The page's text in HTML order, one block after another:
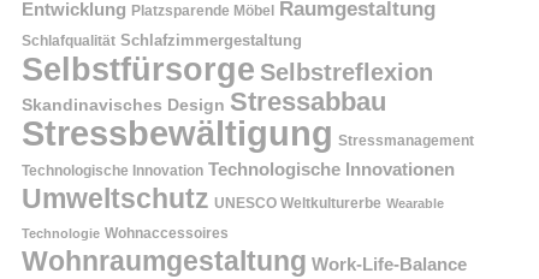
Entwicklung Platzsparende Möbel Raumgestaltung
Schlafqualität Schlafzimmergestaltung
Selbstfürsorge Selbstreflexion
Skandinavisches Design Stressabbau
Stressbewältigung Stressmanagement
Technologische Innovation Technologische Innovationen
Umweltschutz UNESCO Weltkulturerbe Wearable
Technologie Wohnaccessoires
Wohnraumgestaltung Work-Life-Balance